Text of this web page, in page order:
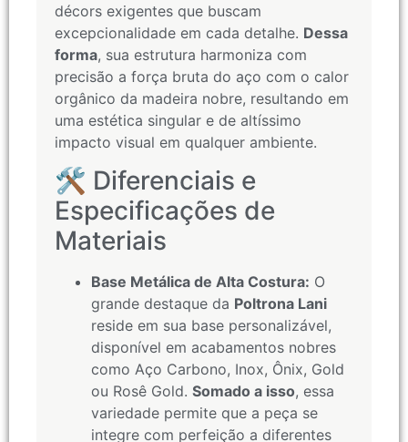
décors exigentes que buscam
excepcionalidade em cada detalhe. Dessa
forma, sua estrutura harmoniza com
precisão a força bruta do aço com o calor
orgânico da madeira nobre, resultando em
uma estética singular e de altíssimo
impacto visual em qualquer ambiente.
🛠️ Diferenciais e
Especificações de
Materiais
Base Metálica de Alta Costura: O
grande destaque da Poltrona Lani
reside em sua base personalizável,
disponível em acabamentos nobres
como Aço Carbono, Inox, Ônix, Gold
ou Rosê Gold. Somado a isso, essa
variedade permite que a peça se
integre com perfeição a diferentes